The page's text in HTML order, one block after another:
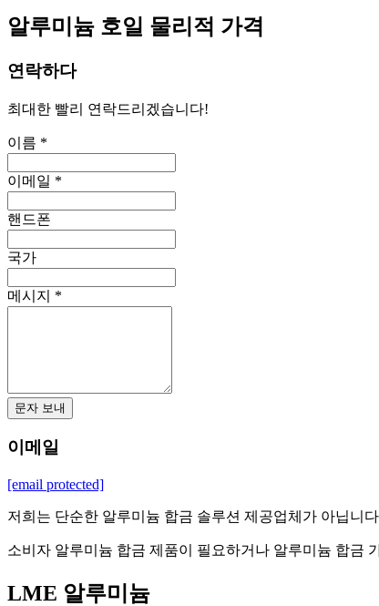
알루미늄 호일 물리적 가격
연락하다
최대한 빨리 연락드리겠습니다!
이름 *
이메일 *
핸드폰
국가
메시지 *
문자 보내
이메일
[email protected]
저희는 단순한 알루미늄 합금 솔루션 제공업체가 아닙니
소비자 알루미늄 합금 제품이 필요하거나 알루미늄 합금
LME 알루미늄